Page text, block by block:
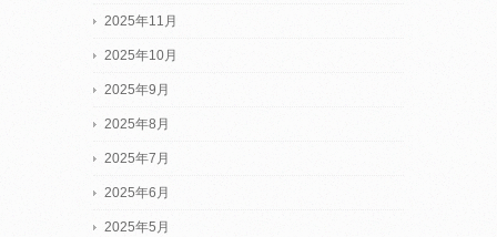
2025年11月
2025年10月
2025年9月
2025年8月
2025年7月
2025年6月
2025年5月